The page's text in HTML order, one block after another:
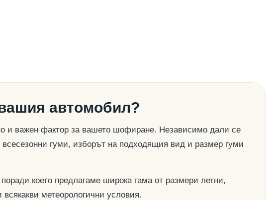
автомобил?
и важен фактор за вашето шофиране. Независимо дали се
гуми, изборът на подходящия вид и размер гуми
което предлагаме широка гама от размери летни,
метеорологични условия.